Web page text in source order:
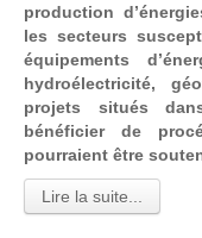
production
les secteurs
équipements
hydroélectricité,
projets situés
bénéficier de
pourraient être
Lire la suite...